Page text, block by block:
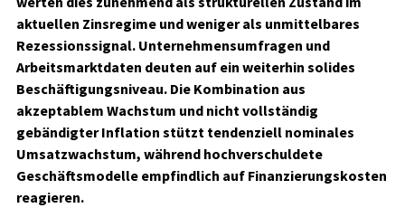
aktuellen Zinsregime und weniger als unmittelbares
Rezessionssignal. Unternehmensumfragen und
Arbeitsmarktdaten deuten auf ein weiterhin solides
Beschäftigungsniveau. Die Kombination aus
akzeptablem Wachstum und nicht vollständig
gebändigter Inflation stützt tendenziell nominales
Umsatzwachstum, während hochverschuldete
Geschäftsmodelle empfindlich auf Finanzierungskosten
reagieren.